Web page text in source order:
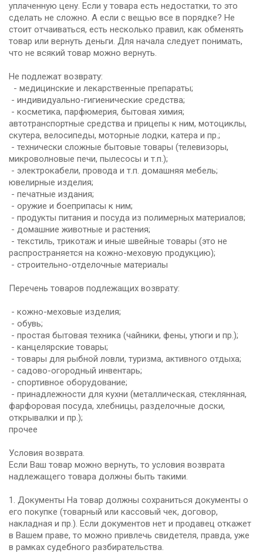
уплаченную цену. Если у товара есть недостатки, то это
сделать не сложно. А если с вещью все в порядке? Не
стоит отчаиваться, есть несколько правил, как обменять
товар или вернуть деньги. Для начала следует понимать,
что не всякий товар можно вернуть.
Не подлежат возврату:
- медицинские и лекарственные препараты;
- индивидуально-гигиенические средства;
- косметика, парфюмерия, бытовая химия;
автотранспортные средства и прицепы к ним, мотоциклы,
скутера, велосипеды, моторные лодки, катера и пр.;
- технически сложные бытовые товары (телевизоры,
микроволновые печи, пылесосы и т.п.);
- электрокабели, провода и т.п. домашняя мебель;
ювелирные изделия;
- печатные издания;
- оружие и боеприпасы к ним;
- продукты питания и посуда из полимерных материалов;
- домашние животные и растения;
- текстиль, трикотаж и иные швейные товары (это не
распространяется на кожно-меховую продукцию);
- строительно-отделочные материалы
Перечень товаров подлежащих возврату:
- кожно-меховые изделия;
- обувь;
- простая бытовая техника (чайники, фены, утюги и пр.);
- канцелярские товары;
- товары для рыбной ловли, туризма, активного отдыха;
- садово-огородный инвентарь;
- спортивное оборудование;
- принадлежности для кухни (металлическая, стеклянная,
фарфоровая посуда, хлебницы, разделочные доски,
открывалки и пр.);
прочее
Условия возврата.
Если Ваш товар можно вернуть, то условия возврата
надлежащего товара должны быть такими.
1. Документы На товар должны сохраниться документы о
его покупке (товарный или кассовый чек, договор,
накладная и пр.). Если документов нет и продавец откажет
в Вашем праве, то можно привлечь свидетеля, правда, уже
в рамках судебного разбирательства.